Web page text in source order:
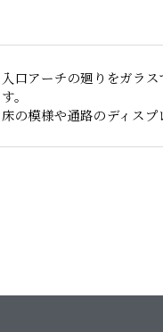
入口アーチの廻りをガラ
す。
床の模様や通路のディス